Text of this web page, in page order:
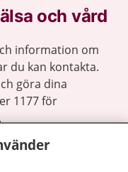
och vård
information om
du kan kontakta.
göra dina
1177 för